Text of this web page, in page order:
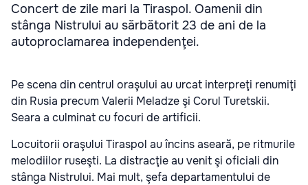
Concert de zile mari la Tiraspol. Oamenii din
stânga Nistrului au sărbătorit 23 de ani de la
autoproclamarea independenţei.
Pe scena din centrul oraşului au urcat interpreţi renumiţi
din Rusia precum Valerii Meladze şi Corul Turetskii.
Seara a culminat cu focuri de artificii.
Locuitorii oraşului Tiraspol au încins aseară, pe ritmurile
melodiilor ruseşti. La distracţie au venit şi oficiali din
stânga Nistrului. Mai mult, şefa departamentului de